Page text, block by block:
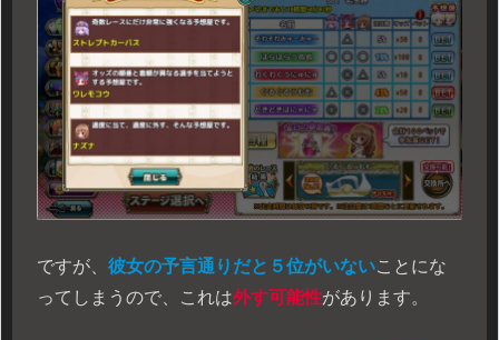
ですが、 彼女の予言通りだと５位がいないことにな
ってしまうので、これは外す可能性があります。